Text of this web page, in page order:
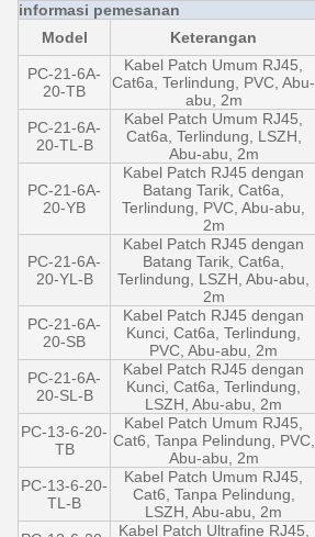
informasi pemesanan
Model
Keterangan
PC-21-6A-
20-TB
Kabel Patch Umum RJ45,
Cat6a, Terlindung, PVC, Abu-
abu, 2m
PC-21-6A-
20-TL-B
Kabel Patch Umum RJ45,
Cat6a, Terlindung, LSZH,
Abu-abu, 2m
PC-21-6A-
20-YB
Kabel Patch RJ45 dengan
Batang Tarik, Cat6a,
Terlindung, PVC, Abu-abu,
2m
PC-21-6A-
20-YL-B
Kabel Patch RJ45 dengan
Batang Tarik, Cat6a,
Terlindung, LSZH, Abu-abu,
2m
PC-21-6A-
20-SB
Kabel Patch RJ45 dengan
Kunci, Cat6a, Terlindung,
PVC, Abu-abu, 2m
PC-21-6A-
20-SL-B
Kabel Patch RJ45 dengan
Kunci, Cat6a, Terlindung,
LSZH, Abu-abu, 2m
PC-13-6-20-
TB
Kabel Patch Umum RJ45,
Cat6, Tanpa Pelindung, PVC,
Abu-abu, 2m
PC-13-6-20-
TL-B
Kabel Patch Umum RJ45,
Cat6, Tanpa Pelindung,
LSZH, Abu-abu, 2m
Kabel Patch Ultrafine RJ45,